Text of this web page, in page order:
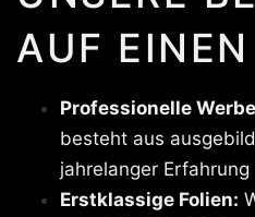
AUF
Professionelle
besteht aus
jahrelanger Erfahrung
Erstklassige Folien: